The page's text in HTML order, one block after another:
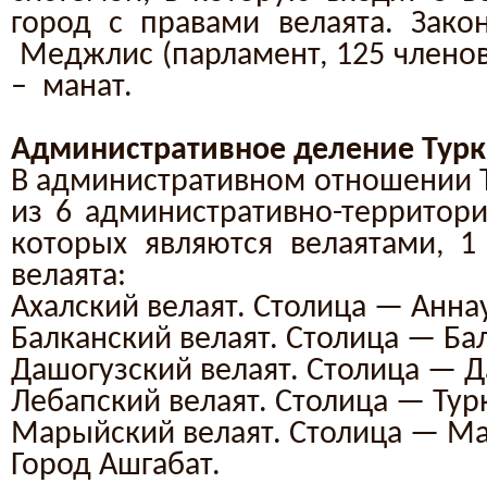
город с правами велаята.
Меджлис (парламент, 125
– манат.
Административное деление
В административном отношении
из 6 административно-
которых являются велаятами,
велаята:
Ахалский велаят. Столица —
Балканский велаят. Столица —
Дашогузский велаят. Столица —
Лебапский велаят. Столица —
Марыйский велаят. Столица —
Город Ашгабат.